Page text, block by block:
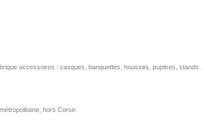
accessoires : casques, banquettes, housses, pupitres, stands ...
hors Corse.